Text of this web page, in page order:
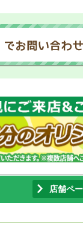
店舗ペ